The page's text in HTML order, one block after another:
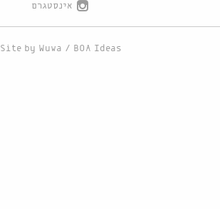
אינסטגרם
Site by Wuwa / BOA Ideas